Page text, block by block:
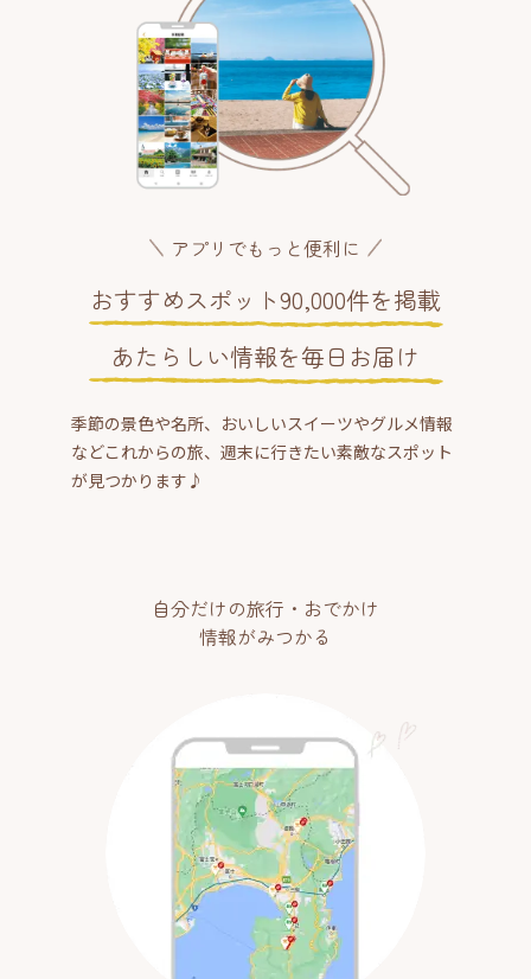
アプリでもっと便利に
おすすめスポット90,000件を掲載
あたらしい情報を毎日お届け
季節の景色や名所、おいしいスイーツやグルメ情報
などこれからの旅、週末に行きたい素敵なスポット
が見つかります♪
自分だけの旅行・おでかけ
情報がみつかる